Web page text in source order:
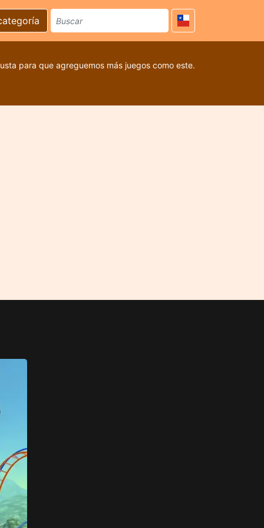
para que agreguemos más juegos como este.